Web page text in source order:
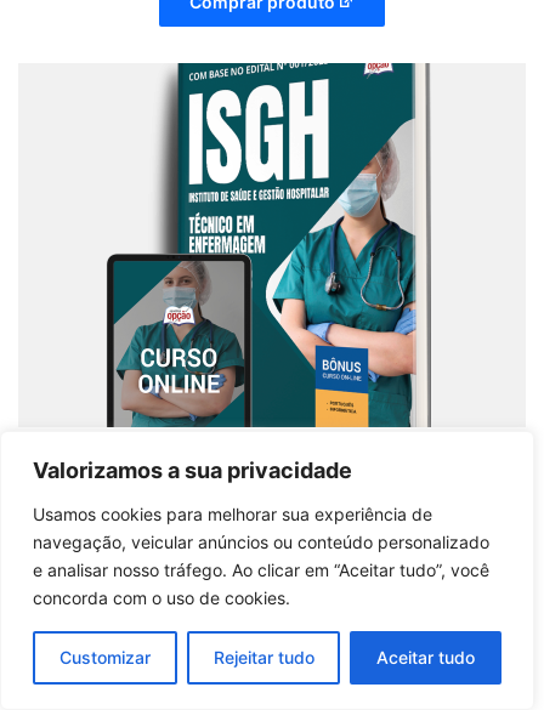
Valorizamos a sua privacidade
Usamos cookies para melhorar sua experiência de
navegação, veicular anúncios ou conteúdo personalizado
e analisar nosso tráfego. Ao clicar em “Aceitar tudo”, você
concorda com o uso de cookies.
Customizar Rejeitar tudo Aceitar tudo
para Técnico em Enfermagem
Comprar produto